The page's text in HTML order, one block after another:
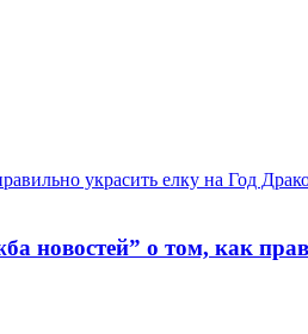
украсить елку на Год
новостей” о том, как